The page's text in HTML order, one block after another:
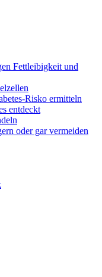
Fettleibigkeit und
Risko ermitteln
entdeckt
oder gar vermeiden